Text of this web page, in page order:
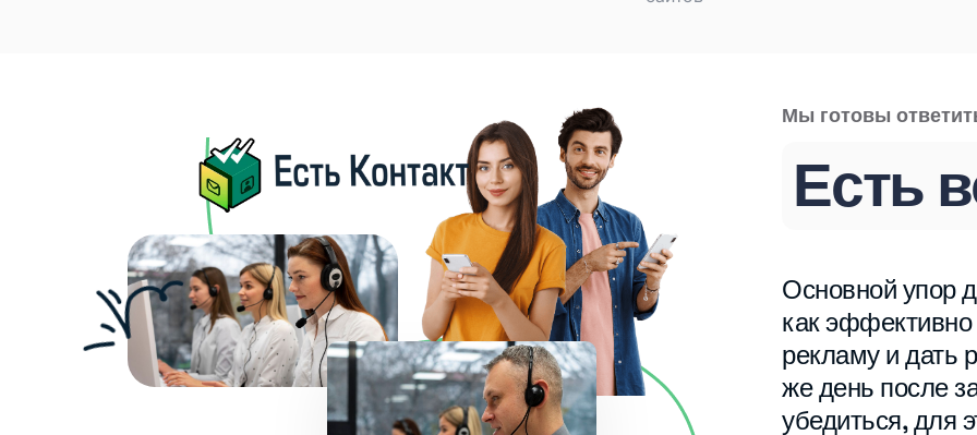
Мы готовы
Есть
Основной упор
как
рекламу и дать
же день после
убедиться, для